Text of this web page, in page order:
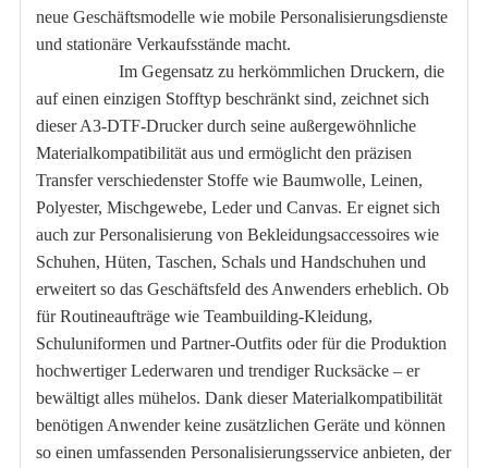
neue Geschäftsmodelle wie mobile Personalisierungsdienste
und stationäre Verkaufsstände macht.
Im Gegensatz zu herkömmlichen Druckern, die
auf einen einzigen Stofftyp beschränkt sind, zeichnet sich
dieser A3-DTF-Drucker durch seine außergewöhnliche
Materialkompatibilität aus und ermöglicht den präzisen
Transfer verschiedenster Stoffe wie Baumwolle, Leinen,
Polyester, Mischgewebe, Leder und Canvas. Er eignet sich
auch zur Personalisierung von Bekleidungsaccessoires wie
Schuhen, Hüten, Taschen, Schals und Handschuhen und
erweitert so das Geschäftsfeld des Anwenders erheblich. Ob
für Routineaufträge wie Teambuilding-Kleidung,
Schuluniformen und Partner-Outfits oder für die Produktion
hochwertiger Lederwaren und trendiger Rucksäcke – er
bewältigt alles mühelos. Dank dieser Materialkompatibilität
benötigen Anwender keine zusätzlichen Geräte und können
so einen umfassenden Personalisierungsservice anbieten, der